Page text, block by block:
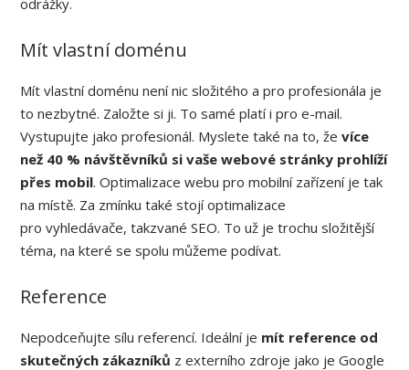
odrážky.
Mít vlastní doménu
Mít vlastní doménu není nic složitého a pro profesionála je
to nezbytné. Založte si ji. To samé platí i pro e-mail.
Vystupujte jako profesionál. Myslete také na to, ževíce
než 40 % návštěvníků si vaše webové stránky prohlíží
přes mobil. Optimalizace webu pro mobilní zařízení je tak
na místě. Za zmínku také stojí optimalizace
pro vyhledávače, takzvané SEO. To už je trochu složitější
téma, na které se spolu můžeme podívat.
Reference
Nepodceňujte sílu referencí. Ideální je mít reference od
skutečných zákazníků z externího zdroje jako je Google